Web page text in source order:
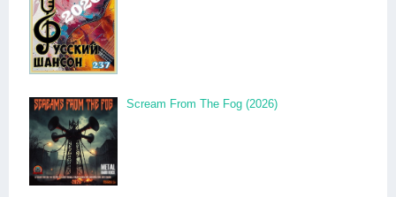
Scream From The Fog (2026)